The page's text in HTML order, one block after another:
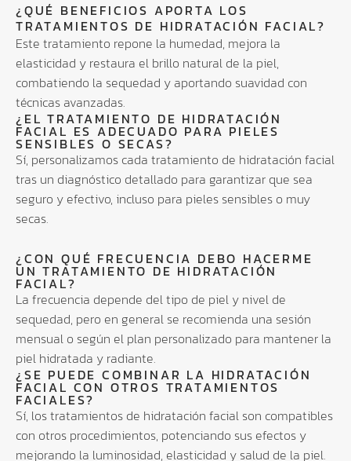
¿QUÉ BENEFICIOS APORTA LOS
TRATAMIENTOS DE HIDRATACIÓN FACIAL?
Este tratamiento repone la humedad, mejora la
elasticidad y restaura el brillo natural de la piel,
combatiendo la sequedad y aportando suavidad con
técnicas avanzadas.
¿EL TRATAMIENTO DE HIDRATACIÓN
FACIAL ES ADECUADO PARA PIELES
SENSIBLES O SECAS?
Sí, personalizamos cada tratamiento de hidratación facial
tras un diagnóstico detallado para garantizar que sea
seguro y efectivo, incluso para pieles sensibles o muy
secas.
¿CON QUÉ FRECUENCIA DEBO HACERME
UN TRATAMIENTO DE HIDRATACIÓN
FACIAL?
La frecuencia depende del tipo de piel y nivel de
sequedad, pero en general se recomienda una sesión
mensual o según el plan personalizado para mantener la
piel hidratada y radiante.
¿SE PUEDE COMBINAR LA HIDRATACIÓN
FACIAL CON OTROS TRATAMIENTOS
FACIALES?
Sí, los tratamientos de hidratación facial son compatibles
con otros procedimientos, potenciando sus efectos y
mejorando la luminosidad, elasticidad y salud de la piel.